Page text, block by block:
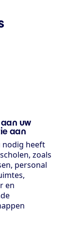
uw
aan
nodig heeft
zoals
personal
en